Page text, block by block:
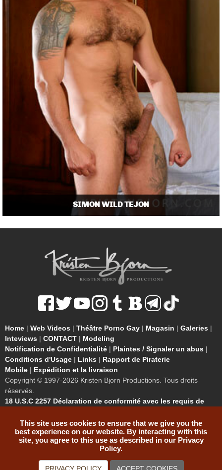
SIMON WILD TEJON
Home | Web Videos | Théâtre Porno Gay | Magasin | Galeries |
Inteviews | CONTACT | Modeling
Notification de Confidentialité | Plaintes / Signaler un abus |
Conditions d'Usage | Links | Rapport de Piraterie
Mobile | Expédition et la livraison
Copyright © 1997-2026 Kristen Bjorn Productions. Tous droits
réservés.
18 U.S.C 2257 Déclaration de conformité avec les requis de
montrés sur cette page avaient tous plus de 18 ans au
moment de la photographie. Ce contenu est inapproprié
pour mineurs et des précautions extrêmes devrais être
prises pour assurer qu'il n'est pas vu par aucun mineur.
This site uses cookies to ensure that we give you the
best experience on our website. By interacting with this
site, you agree to this use as described in our Privacy
Policy.